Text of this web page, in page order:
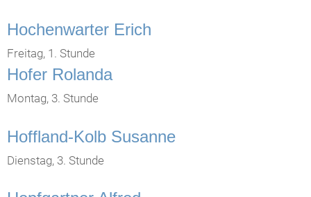
Hochenwarter Erich
Freitag, 1. Stunde
Hofer Rolanda
Montag, 3. Stunde
Hoffland-Kolb Susanne
Dienstag, 3. Stunde